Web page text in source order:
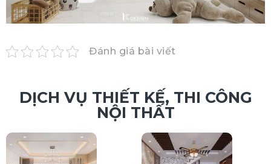
Đánh giá bài viết
DỊCH VỤ THIẾT KẾ, THI CÔNG
NỘI THẤT